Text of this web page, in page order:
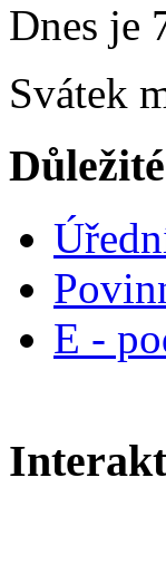
Dnes je
Svátek
E -